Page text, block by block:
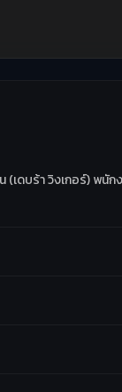
ดบร้า วิงเกอร์) พนั